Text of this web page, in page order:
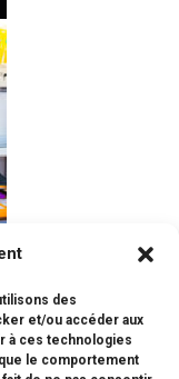
des
et/ou accéder aux
à ces technologies
le comportement